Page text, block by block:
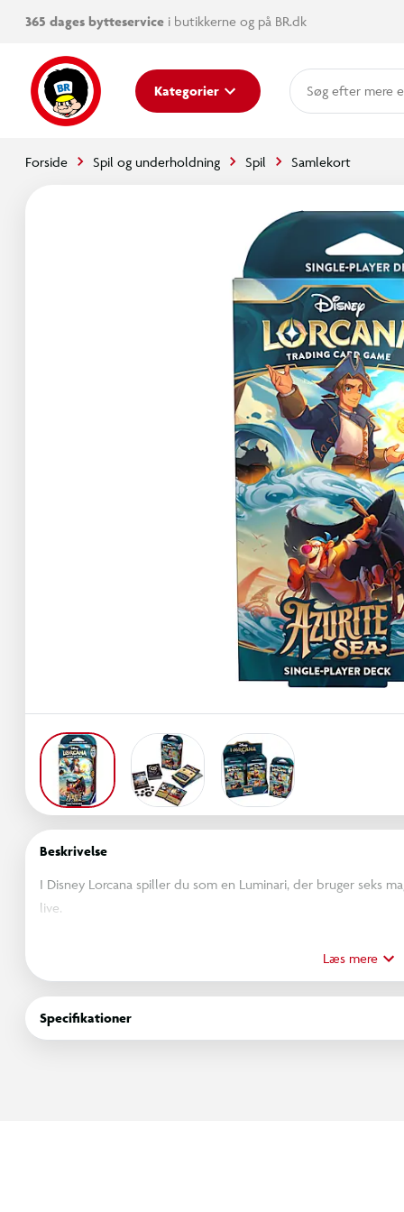
365 dages bytteservice i butikkerne og på BR.dk
Kategorier mere
Forside Spil og underholdning Spil Samlekort
Beskrivelse
I Disney Lorcana spiller du som en Luminari, der bruger seks
live.
begyndere, der endnu ikke er fortrolige med at sammensætte
spillere, der ønsker at prøve spillet med et afbalanceret
kortspil. Produktsprog: Engelsk
Læs mere
Specifikationer